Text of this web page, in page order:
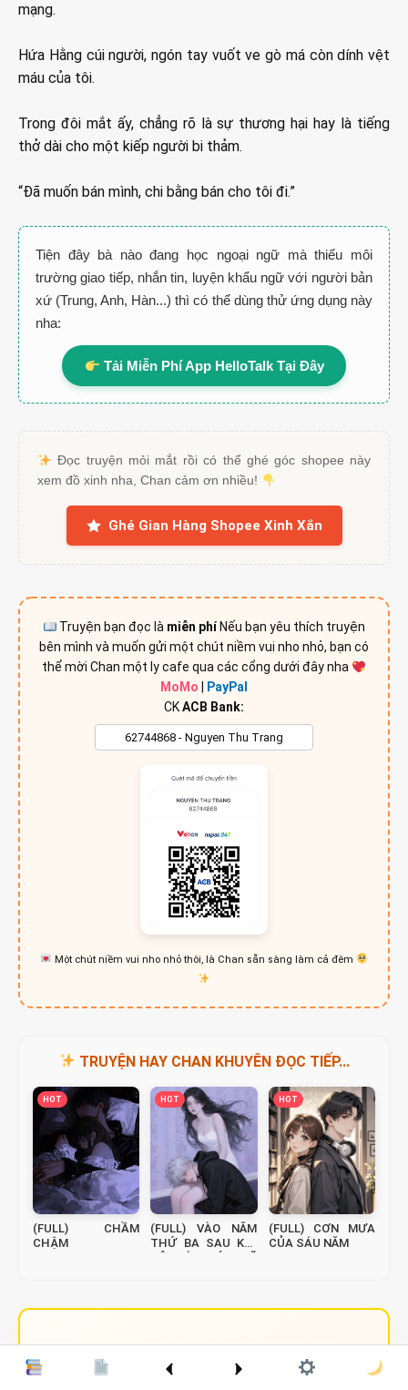
mạng.
Hứa Hằng cúi người, ngón tay vuốt ve gò má còn dính vệt
máu của tôi.
Trong đôi mắt ấy, chẳng rõ là sự thương hại hay là tiếng
thở dài cho một kiếp người bi thảm.
“Đã muốn bán mình, chi bằng bán cho tôi đi.”
Tiện đây bà nào đang học ngoại ngữ mà thiếu môi
trường giao tiếp, nhắn tin, luyện khẩu ngữ với người bản
xứ (Trung, Anh, Hàn...) thì có thể dùng thử ứng dụng này
nha:
Tải Miễn Phí App HelloTalk Tại Đây
Đọc truyện mỏi mắt rồi có thể ghé góc shopee này
xem đồ xinh nha, Chan cảm ơn nhiều!
Ghé Gian Hàng Shopee Xinh Xắn
Truyện bạn đọc là miễn phíNếu bạn yêu thích truyện
bên mình và muốn gửi một chút niềm vui nho nhỏ, bạn có
thể mời Chan một ly cafe qua các cổng dưới đây nha
MoMo
PayPal
CKACB Bank:
Một chút niềm vui nho nhỏ thôi, là Chan sẵn sàng làm cả đêm
TRUYỆN HAY CHAN KHUYÊN ĐỌC TIẾP...
HOT
(FULL) CHẦM
CHẬM
HOT
(FULL) VÀO NĂM
THỨ BA SAU KHI
TÔI VÀ TRÚC MÃ
HOT
(FULL) CƠN MƯA
CỦA SÁU NĂM